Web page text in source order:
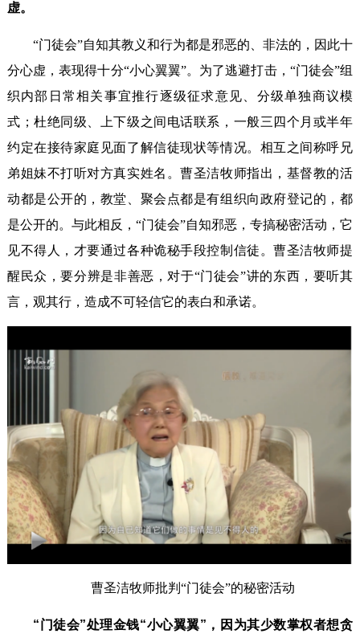
虚。
“门徒会”自知其教义和行为都是邪恶的、非法的，因此十
分心虚，表现得十分“小心翼翼”。为了逃避打击，“门徒会”组
织内部日常相关事宜推行逐级征求意见、分级单独商议模
式；杜绝同级、上下级之间电话联系，一般三四个月或半年
约定在接待家庭见面了解信徒现状等情况。相互之间称呼兄
弟姐妹不打听对方真实姓名。曹圣洁牧师指出，基督教的活
动都是公开的，教堂、聚会点都是有组织向政府登记的，都
是公开的。与此相反，“门徒会”自知邪恶，专搞秘密活动，它
见不得人，才要通过各种诡秘手段控制信徒。曹圣洁牧师提
醒民众，要分辨是非善恶，对于“门徒会”讲的东西，要听其
言，观其行，造成不可轻信它的表白和承诺。
曹圣洁牧师批判“门徒会”的秘密活动
“门徒会”处理金钱“小心翼翼”，因为其少数掌权者想贪